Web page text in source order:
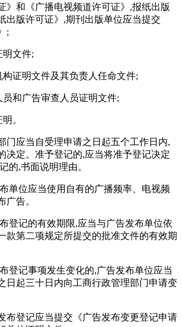
》和《广播电视频道许可证》,报纸出版
出版许可证》,期刊出版单位应当提交
;
明文件;
证明文件及其负责人任命文件;
和广告审查人员证明文件;
。
门应当自受理申请之日起五个工作日内,
决定。准予登记的,应当将准予登记决定
的,书面说明理由。
单位应当使用自有的广播频率、电视频
广告。
登记的有效期限,应当与广告发布单位依
款第二项规定所提交的批准文件的有效期
登记事项发生变化的,广告发布单位应当
日起三十日内向工商行政管理部门申请变
布登记应当提交《广告发布变更登记申请